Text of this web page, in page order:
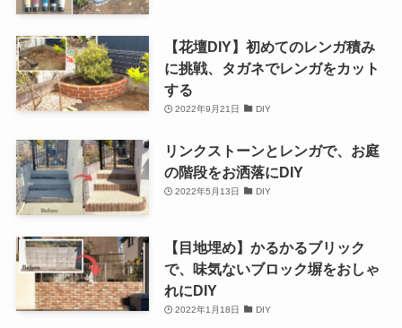
【花壇DIY】初めてのレンガ積み
に挑戦、タガネでレンガをカット
する
2022年9月21日 DIY
リンクストーンとレンガで、お庭
の階段をお洒落にDIY
2022年5月13日 DIY
【目地埋め】かるかるブリック
で、味気ないブロック塀をおしゃ
れにDIY
2022年1月18日 DIY